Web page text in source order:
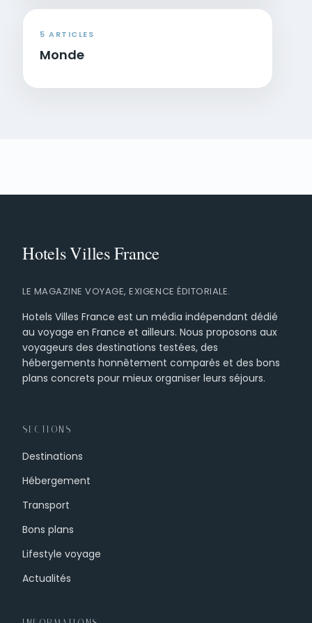
5 ARTICLES
Monde
LE MAGAZINE VOYAGE, EXIGENCE ÉDITORIALE.
Hotels Villes France est un média indépendant dédié
au voyage en France et ailleurs. Nous proposons aux
voyageurs des destinations testées, des
hébergements honnêtement comparés et des bons
plans concrets pour mieux organiser leurs séjours.
SECTIONS
Destinations
Hébergement
Transport
Bons plans
Lifestyle voyage
Actualités